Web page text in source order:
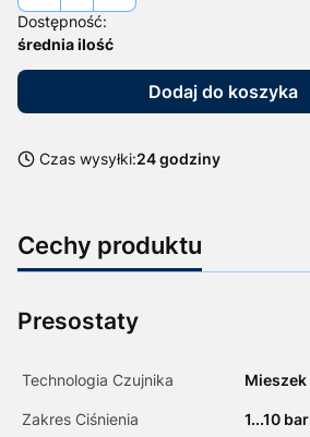
Dostępność:
średnia ilość
Dodaj do koszyka
Czas wysyłki:24 godziny
Cechy produktu
Presostaty
Technologia Czujnika Mieszek
Zakres Ciśnienia 1...10 bar